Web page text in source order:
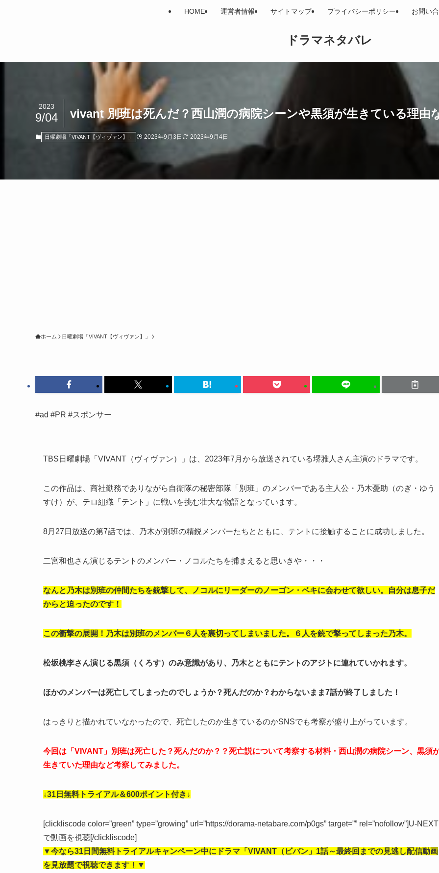
ドラマネタバレ
HOME 運営者情報 サイトマップ プライバシーポリシー お問い
vivant 別班は死んだ？西山潤の病院シーンや黒須が生きている理由
2023
9/04
日曜劇場「VIVANT【ヴィヴァン】」 2023年9月3日 2023年9月4日
ホーム 日曜劇場「VIVANT【ヴィヴァン】」
#ad #PR #スポンサー
TBS日曜劇場「VIVANT（ヴィヴァン）」は、2023年7月から放送されている堺雅人さん主演のドラマです。
この作品は、 商社勤務でありながら自衛隊の秘密部隊「別班」のメンバーである主人公・乃木憂助（のぎ・ゆう
すけ）が、テロ組織「テント」に戦いを挑む壮大な物語となっています。
8月27日放送の第7話では、乃木が別班の精鋭メンバーたちとともに、テントに接触することに成功しました。
二宮和也さん演じるテントのメンバー・ノコルたちを捕まえると思いきや・・・
なんと乃木は別班の仲間たちを銃撃して、ノコルにリーダーのノーゴン・ベキに会わせて欲しい。自分は息子だ
からと迫ったのです！
この衝撃の展開！乃木は別班のメンバー６人を裏切ってしまいました。６人を銃で撃ってしまった乃木。
松坂桃李さん演じる黒須（くろす）のみ意識があり、乃木とともにテントのアジトに連れていかれます。
ほかのメンバーは死亡してしまったのでしょうか？死んだのか？わからないまま7話が終了しました！
はっきりと描かれていなかったので、死亡したのか生きているのかSNSでも考察が盛り上がっています。
今回は「VIVANT」別班は死亡した？死んだのか？？死亡説について考察する材料・西山潤の病院シーン、 黒須
生きていた理由など考察してみました。
↓31日無料トライアル＆600ポイント付き↓
[clickliscode color=”green” type=”growing” url=”https://dorama-netabare.com/p0gs” target=”” rel=”nofollow”]U-NEXT
で動画を視聴[/clickliscode]
▼今なら31日間無料トライアルキャンペーン中にドラマ「VIVANT（ビバン」1話～最終回までの見逃し配信動画
を見放題で視聴できます！▼